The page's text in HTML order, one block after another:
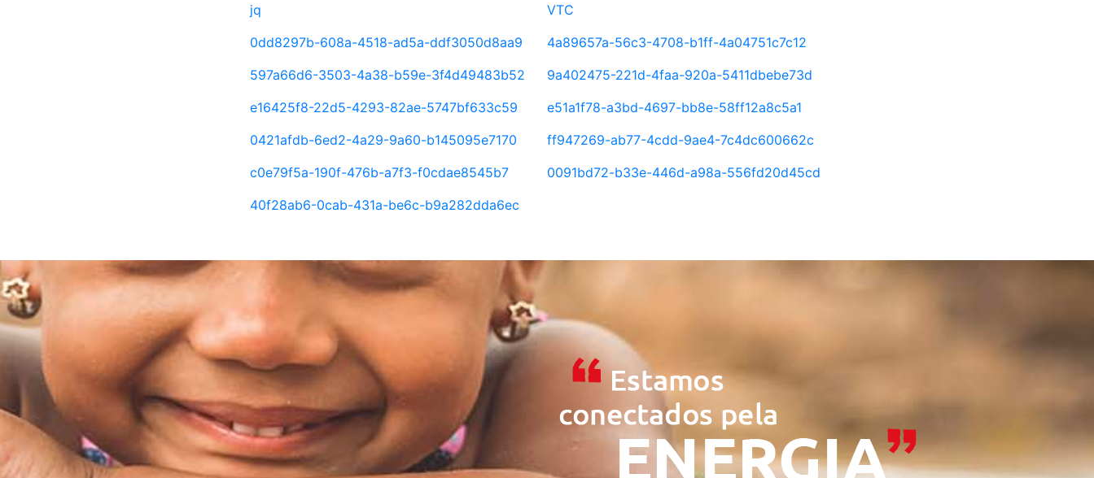
jq
VTC
0dd8297b-608a-4518-ad5a-ddf3050d8aa9
4a89657a-56c3-4708-b1ff-4a04751c7c12
597a66d6-3503-4a38-b59e-3f4d49483b52
9a402475-221d-4faa-920a-5411dbebe73d
e16425f8-22d5-4293-82ae-5747bf633c59
e51a1f78-a3bd-4697-bb8e-58ff12a8c5a1
0421afdb-6ed2-4a29-9a60-b145095e7170
ff947269-ab77-4cdd-9ae4-7c4dc600662c
c0e79f5a-190f-476b-a7f3-f0cdae8545b7
0091bd72-b33e-446d-a98a-556fd20d45cd
40f28ab6-0cab-431a-be6c-b9a282dda6ec